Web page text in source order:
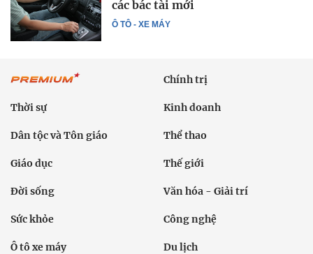
Ô TÔ - XE MÁY
các bác tài mới
Chính trị
Thời sự Kinh doanh
Dân tộc và Tôn giáo Thể thao
Giáo dục Thế giới
Đời sống Văn hóa - Giải trí
Sức khỏe Công nghệ
Ô tô xe máy Du lịch